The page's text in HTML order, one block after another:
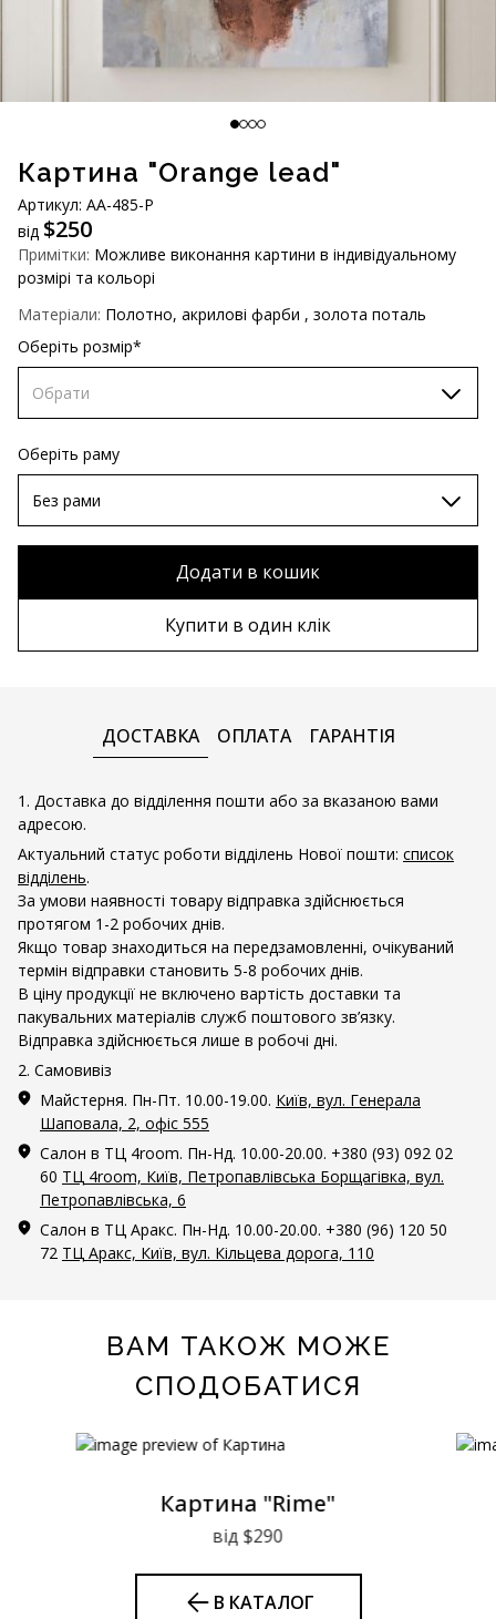
TWD (NT$)
Картина "Orange lead"
Артикул: АА-485-Р
від $250
Примітки: Можливе виконання картини в індивідуальному
розмірі та кольорі
Матеріали: Полотно, акрилові фарби , золота поталь
Оберіть розмір*
Обрати
60х90 см
70х100 см
80х120 см
90х130 см
100х150 см
Оберіть раму
Без рами
Без рами
Дерев'яна рама
Металева рама
Додати в кошик
Купити в один клік
ДОСТАВКА ОПЛАТА ГАРАНТІЯ
1. Доставка до відділення пошти або за вказаною вами
адресою.
Актуальний статус роботи відділень Нової пошти: список
відділень.
За умови наявності товару відправка здійснюється
протягом 1-2 робочих днів.
Якщо товар знаходиться на передзамовленні, очікуваний
термін відправки становить 5-8 робочих днів.
В ціну продукції не включено вартість доставки та
пакувальних матеріалів служб поштового зв’язку.
Відправка здійснюється лише в робочі дні.
2. Самовивіз
Майстерня. Пн-Пт. 10.00-19.00. Київ, вул. Генерала
Шаповала, 2, офіс 555
Салон в ТЦ 4room. Пн-Нд. 10.00-20.00. +380 (93) 092 02
60 ТЦ 4room, Київ, Петропавлівська Борщагівка, вул.
Петропавлівська, 6
Салон в ТЦ Аракс. Пн-Нд. 10.00-20.00. +380 (96) 120 50
72 ТЦ Аракс, Київ, вул. Кільцева дорога, 110
ВАМ ТАКОЖ МОЖЕ
СПОДОБАТИСЯ
Картина "Rime"
від $290
В КАТАЛОГ